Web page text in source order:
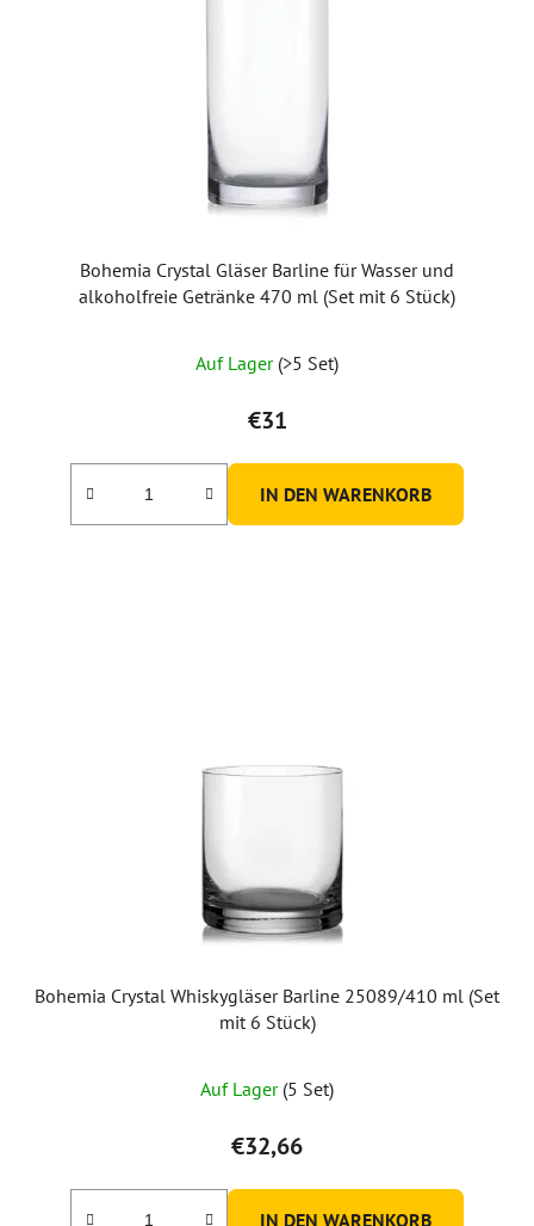
Bohemia Crystal Gläser Barline für Wasser und
alkoholfreie Getränke 470 ml (Set mit 6 Stück)
Auf Lager (>5 Set)
€31
IN DEN WARENKORB
Bohemia Crystal Whiskygläser Barline 25089/410 ml (Set
mit 6 Stück)
durchschnittliche
Produktbewertung
ist
5,0
Auf Lager (5 Set)
€32,66
IN DEN WARENKORB